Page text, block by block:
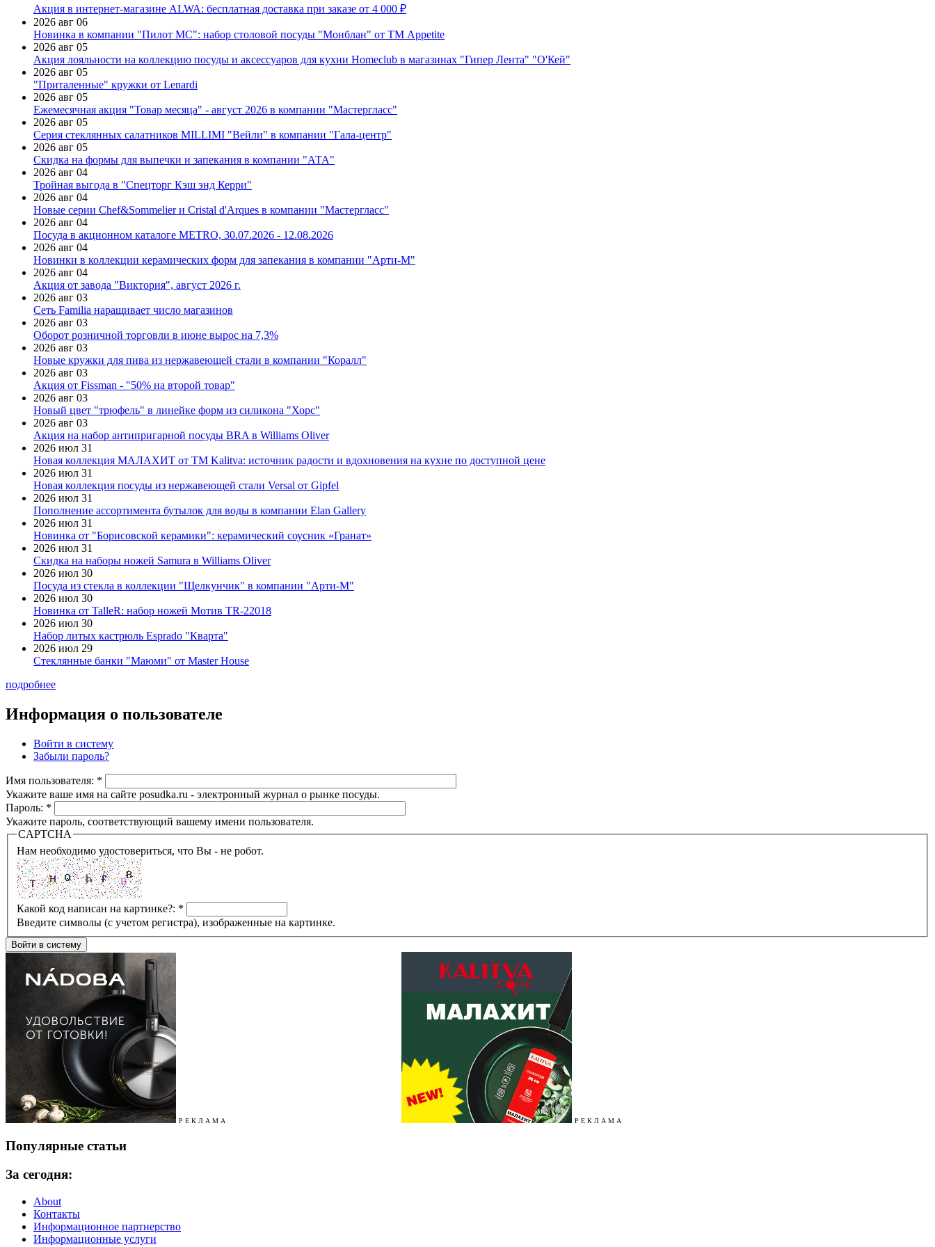
Акция в интернет-магазине ALWA: бесплатная доставка при заказе от 4 000 ₽
2026 авг 06
Новинка в компании "Пилот МС": набор столовой посуды "Монблан" от ТМ Appetite
2026 авг 05
Акция лояльности на коллекцию посуды и аксессуаров для кухни Homeclub в магазинах "Гипер Лента" "О'Кей"
2026 авг 05
"Приталенные" кружки от Lenardi
2026 авг 05
Ежемесячная акция "Товар месяца" - август 2026 в компании "Мастергласс"
2026 авг 05
Серия стеклянных салатников MILLIMI "Вейли" в компании "Гала-центр"
2026 авг 05
Скидка на формы для выпечки и запекания в компании "АТА"
2026 авг 04
Тройная выгода в "Спецторг Кэш энд Керри"
2026 авг 04
Новые серии Chef&Sommelier и Cristal d'Arques в компании "Мастергласс"
2026 авг 04
Посуда в акционном каталоге METRO, 30.07.2026 - 12.08.2026
2026 авг 04
Новинки в коллекции керамических форм для запекания в компании "Арти-М"
2026 авг 04
Акция от завода "Виктория", август 2026 г.
2026 авг 03
Сеть Familia наращивает число магазинов
2026 авг 03
Оборот розничной торговли в июне вырос на 7,3%
2026 авг 03
Новые кружки для пива из нержавеющей стали в компании "Коралл"
2026 авг 03
Акция от Fissman - "50% на второй товар"
2026 авг 03
Новый цвет "трюфель" в линейке форм из силикона "Хорс"
2026 авг 03
Акция на набор антипригарной посуды BRA в Williams Oliver
2026 июл 31
Новая коллекция МАЛАХИТ от ТМ Kalitva: источник радости и вдохновения на кухне по доступной цене
2026 июл 31
Новая коллекция посуды из нержавеющей стали Versal от Gipfel
2026 июл 31
Пополнение ассортимента бутылок для воды в компании Elan Gallery
2026 июл 31
Новинка от "Борисовской керамики": керамический соусник «Гранат»
2026 июл 31
Скидка на наборы ножей Samura в Williams Oliver
2026 июл 30
Посуда из стекла в коллекции "Щелкунчик" в компании "Арти-М"
2026 июл 30
Новинка от TalleR: набор ножей Мотив TR-22018
2026 июл 30
Набор литых кастрюль Esprado "Кварта"
2026 июл 29
Стеклянные банки "Маюми" от Master House
подробнее
Информация о пользователе
Войти в систему
Забыли пароль?
Имя пользователя: *
Укажите ваше имя на сайте posudka.ru - электронный журнал о рынке посуды.
Пароль: *
Укажите пароль, соответствующий вашему имени пользователя.
CAPTCHA
Нам необходимо удостовериться, что Вы - не робот.
Какой код написан на картинке?: *
Введите символы (с учетом регистра), изображенные на картинке.
Р Е К Л А М А Р Е К Л А М А
Популярные статьи
За сегодня:
About
Контакты
Информационное партнерство
Информационные услуги